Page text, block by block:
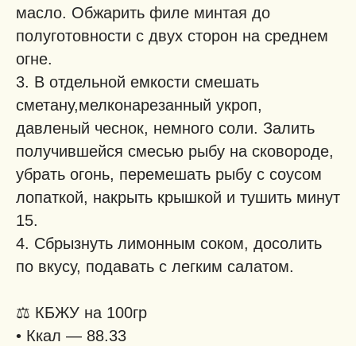
масло. Обжарить филе минтая до
полуготовности с двух сторон на среднем
огне.
3. В отдельной емкости смешать
сметану,мелконарезанный укроп,
давленый чеснок, немного соли. Залить
получившейся смесью рыбу на сковороде,
убрать огонь, перемешать рыбу с соусом
лопаткой, накрыть крышкой и тушить минут
15.
4. Сбрызнуть лимонным соком, досолить
по вкусу, подавать с легким салатом.
⚖️ КБЖУ на 100гр
• Ккал — 88.33